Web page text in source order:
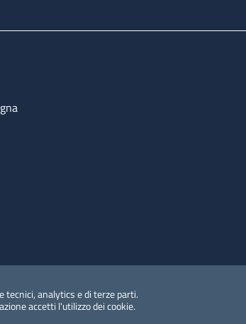
tecnici, analytics e di terze parti.
accetti l'utilizzo dei cookie.
del dato personale